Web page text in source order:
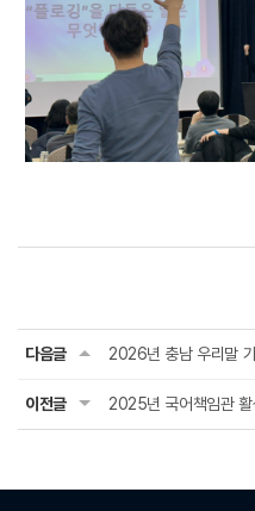
다음글 2026년 충남 우리말
이전글 2025년 국어책임관 활